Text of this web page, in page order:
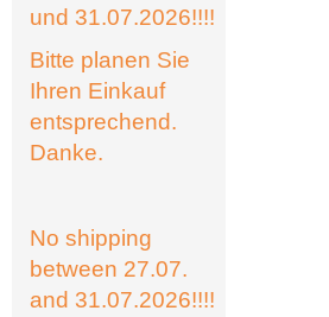
und 31.07.2026!!!!
Bitte planen Sie
Ihren Einkauf
entsprechend.
Danke.
No shipping
between 27.07.
and 31.07.2026!!!!